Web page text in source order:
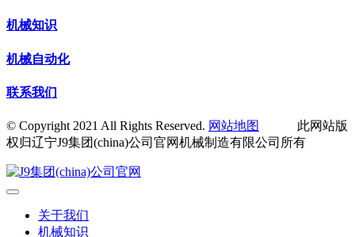
机械知识
机械自动化
联系我们
© Copyright 2021 All Rights Reserved. 网站地图
此网站版
权归辽宁J9集团(china)公司官网机械制造有限公司所有
关于我们
机械知识